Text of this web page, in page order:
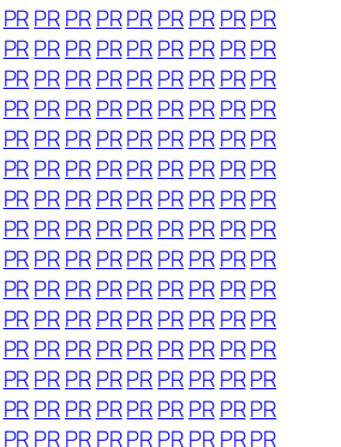
PRPRPRPRPRPRPR PRPR
PRPRPRPRPRPRPR PRPR
PRPRPRPRPRPRPR PRPR
PRPRPRPRPRPRPR PRPR
PRPRPRPRPRPRPR PRPR
PRPRPRPRPRPRPR PRPR
PRPRPRPRPRPRPR PRPR
PRPRPRPRPRPRPR PRPR
PRPRPRPRPRPRPR PRPR
PRPRPRPRPRPRPR PRPR
PRPRPRPRPRPRPR PRPR
PRPRPRPRPRPRPR PRPR
PRPRPRPRPRPRPR PRPR
PRPRPRPRPRPRPR PRPR
PRPRPRPRPRPRPR PRPR